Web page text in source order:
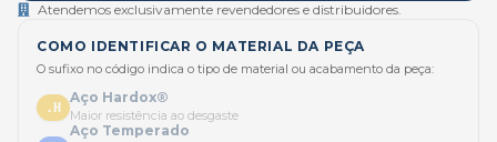
Atendemos exclusivamente revendedores e distribuidores.
COMO IDENTIFICAR O MATERIAL DA PEÇA
O sufixo no código indica o tipo de material ou acabamento da peça:
.H
Aço Hardox®
Maior resistência ao desgaste
Aço Temperado